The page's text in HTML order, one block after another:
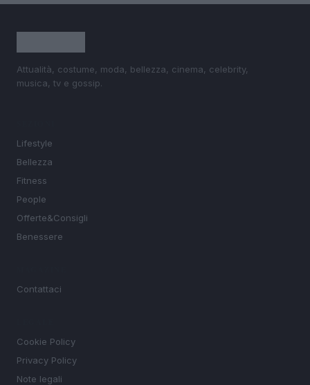
Attualità, costume, moda, bellezza, cinema, celebrity,
musica, tv e gossip.
Lifestyle
Bellezza
Fitness
People
Offerte&Consigli
Benessere
Contattaci
Cookie Policy
Privacy Policy
Note legali